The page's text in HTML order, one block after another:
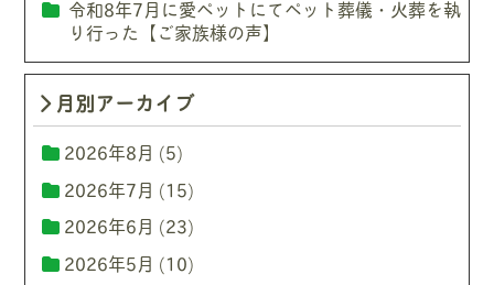
令和8年7月に愛ペットにてペット葬儀・火葬を執
り行った【ご家族様の声】
月別アーカイブ
2026年8月 (5)
2026年7月 (15)
2026年6月 (23)
2026年5月 (10)